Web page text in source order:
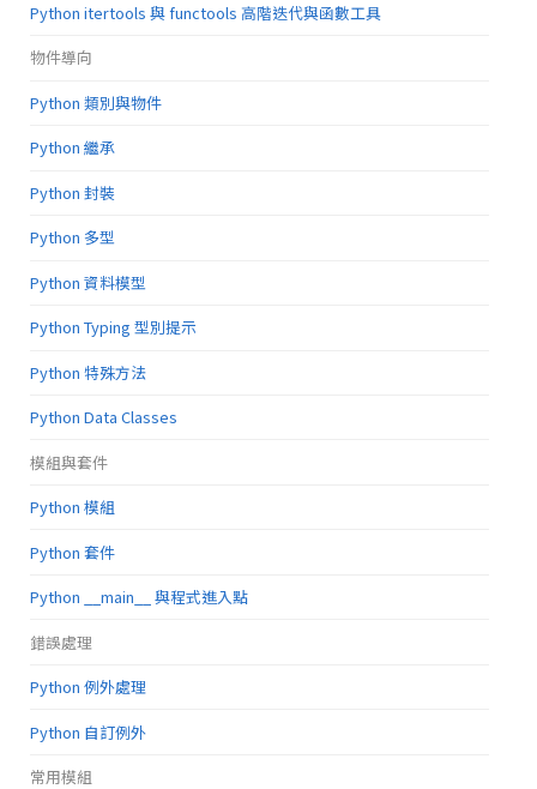
Python itertools 與 functools 高階迭代與函數工具
物件導向
Python 類別與物件
Python 繼承
Python 封裝
Python 多型
Python 資料模型
Python Typing 型別提示
Python 特殊方法
Python Data Classes
模組與套件
Python 模組
Python 套件
Python __main__ 與程式進入點
錯誤處理
Python 例外處理
Python 自訂例外
常用模組